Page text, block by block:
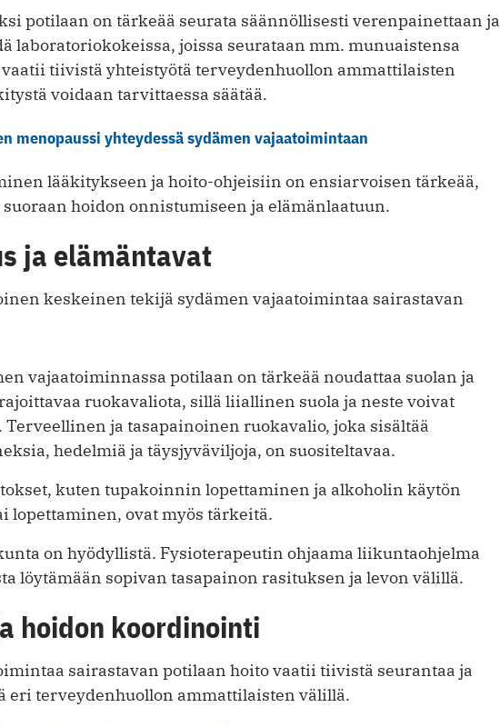
potilaan on tärkeää seurata säännöllisesti verenpainettaan ja
laboratoriokokeissa, joissa seurataan mm. munuaistensa
tiivistä yhteistyötä terveydenhuollon ammattilaisten
voidaan tarvittaessa säätää.
menopaussi yhteydessä sydämen vajaatoimintaan
lääkitykseen ja hoito-ohjeisiin on ensiarvoisen tärkeää,
hoidon onnistumiseen ja elämänlaatuun.
ja elämäntavat
keskeinen tekijä sydämen vajaatoimintaa sairastavan
vajaatoiminnassa potilaan on tärkeää noudattaa suolan ja
ruokavaliota, sillä liiallinen suola ja neste voivat
Terveellinen ja tasapainoinen ruokavalio, joka sisältää
hedelmiä ja täysjyväviljoja, on suositeltavaa.
kuten tupakoinnin lopettaminen ja alkoholin käytön
lopettaminen, ovat myös tärkeitä.
on hyödyllistä. Fysioterapeutin ohjaama liikuntaohjelma
löytämään sopivan tasapainon rasituksen ja levon välillä.
hoidon koordinointi
sairastavan potilaan hoito vaatii tiivistä seurantaa ja
eri terveydenhuollon ammattilaisten välillä.